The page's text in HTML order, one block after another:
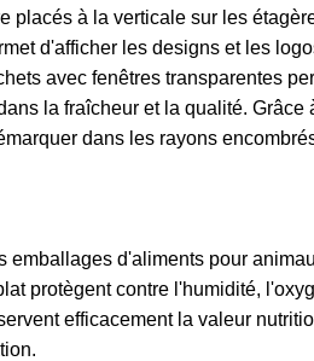
placés à la verticale sur les
d'afficher les designs et les
avec fenêtres transparentes
la fraîcheur et la qualité.
dans les rayons
emballages d'aliments pour
protègent contre l'humidité,
efficacement la valeur